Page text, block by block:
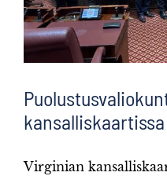
kansalliskaartissa
Virginian